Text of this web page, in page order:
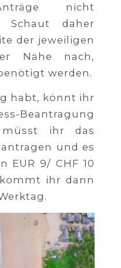
nicht
Schaut daher
der jeweiligen
Nähe nach,
werden.
habt, könnt ihr
Beantragung
müsst ihr das
und es
EUR 9/ CHF 10
ihr dann